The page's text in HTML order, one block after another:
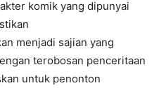
komik yang dipunyai
menjadi sajian yang
terobosan penceritaan
untuk penonton